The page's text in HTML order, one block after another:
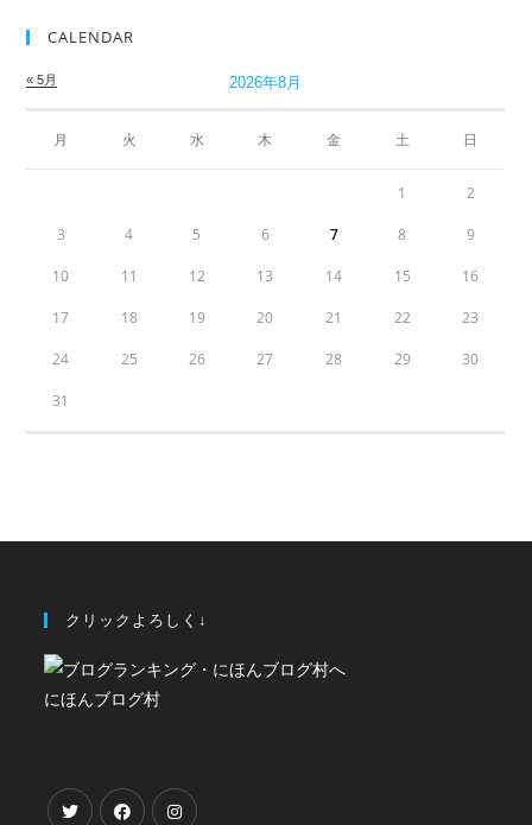
CALENDAR
2026年8月
月 火 水 木 金 土 日
« 5月
1 2
3 4 5 6 7 8 9
10 11 12 13 14 15 16
17 18 19 20 21 22 23
24 25 26 27 28 29 30
31
クリックよろしく↓
にほんブログ村